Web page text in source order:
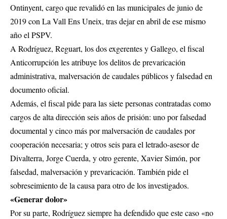
Ontinyent, cargo que revalidó en las municipales de junio de
2019 con La Vall Ens Uneix, tras dejar en abril de ese mismo
año el PSPV.
A Rodríguez, Reguart, los dos exgerentes y Gallego, el fiscal
Anticorrupción les atribuye los delitos de prevaricación
administrativa, malversación de caudales públicos y falsedad en
documento oficial.
Además, el fiscal pide para las siete personas contratadas como
cargos de alta dirección seis años de prisión: uno por falsedad
documental y cinco más por malversación de caudales por
cooperación necesaria; y otros seis para el letrado-asesor de
Divalterra, Jorge Cuerda, y otro gerente, Xavier Simón, por
falsedad, malversación y prevaricación. También pide el
sobreseimiento de la causa para otro de los investigados.
«Generar dolor»
Por su parte, Rodríguez siempre ha defendido que este caso «no